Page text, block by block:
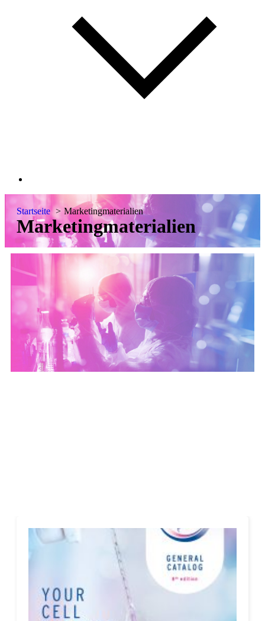
Startseite Marketingmaterialien
Marketingmaterialien